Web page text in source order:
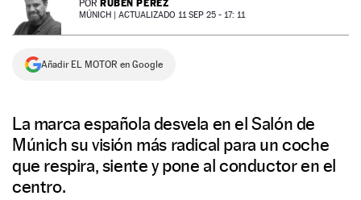
NEWSLETTER
SÍGUENOS
POR RUBÉN PÉREZ
MÚNICH | ACTUALIZADO 11 SEP 25 - 17: 11
Añadir EL MOTOR en Google
La marca española desvela en el Salón de
Múnich su visión más radical para un coche
que respira, siente y pone al conductor en el
centro.